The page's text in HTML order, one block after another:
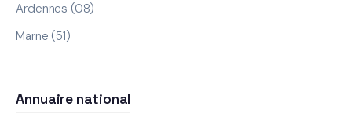
Ardennes (08)
Marne (51)
Annuaire national